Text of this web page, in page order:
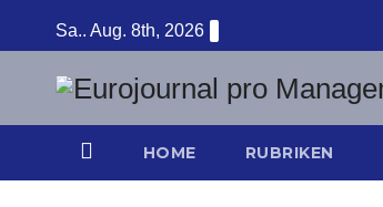
Inhalt
springen
Sa.. Aug. 8th, 2026
HOME RUBRIKEN